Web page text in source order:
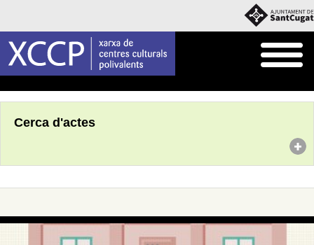
Cerca d'actes